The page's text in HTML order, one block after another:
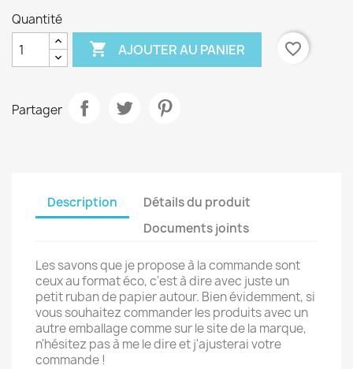
Quantité
 AJOUTER AU PANIER favorite_border
Partager
Description
Détails du produit
Documents joints
Les savons que je propose à la commande sont
ceux au format éco, c'est à dire avec juste un
petit ruban de papier autour. Bien évidemment, si
vous souhaitez commander les produits avec un
autre emballage comme sur le site de la marque,
n'hésitez pas à me le dire et j'ajusterai votre
commande !